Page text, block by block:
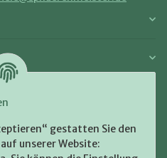
gestatten Sie den
unserer Website: